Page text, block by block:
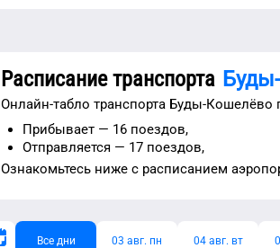
Расписание транспорта
Онлайн-табло транспорта Буды-Кошелёво
Прибывает — 16 поездов,
Отправляется — 17 поездов,
Ознакомьтесь ниже с расписанием
Все дни 03 авг. пн 04 авг. вт